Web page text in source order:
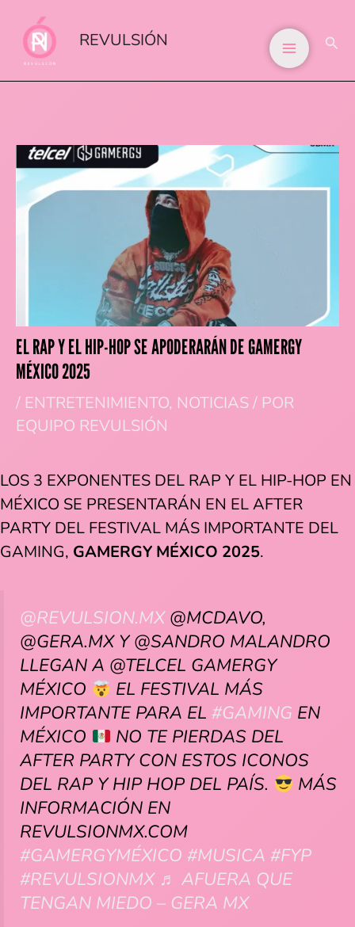
CONTENIDO
REVULSIÓN
EL RAP Y EL HIP-HOP SE APODERARÁN DE GAMERGY
MÉXICO 2025
/ ENTRETENIMIENTO, NOTICIAS/ POR
EQUIPO REVULSIÓN
LOS 3 EXPONENTES DEL RAP Y EL HIP-HOP EN
MÉXICO SE PRESENTARÁN EN EL AFTER
PARTY DEL FESTIVAL MÁS IMPORTANTE DEL
GAMING, GAMERGY MÉXICO 2025.
@REVULSION.MX@MCDAVO,
@GERA.MX Y @SANDRO MALANDRO
LLEGAN A @TELCEL GAMERGY
MÉXICO
EL FESTIVAL MÁS
IMPORTANTE PARA EL #GAMING EN
MÉXICO
NO TE PIERDAS DEL
AFTER PARTY CON ESTOS ICONOS
DEL RAP Y HIP HOP DEL PAÍS.
MÁS
INFORMACIÓN EN
REVULSIONMX.COM
#GAMERGYMÉXICO #MUSICA #FYP
#REVULSIONMX ♬ AFUERA QUE
TENGAN MIEDO – GERA MX